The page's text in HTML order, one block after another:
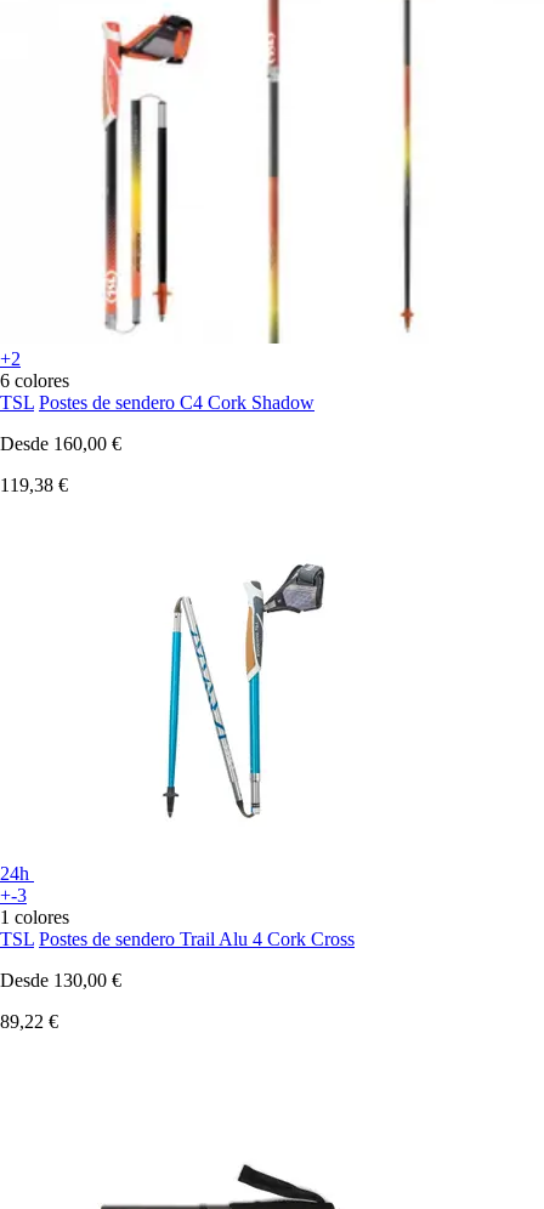
+2
6 colores
TSL Postes de sendero C4 Cork Shadow
Desde 160,00 €
119,38 €
24h
+-3
1 colores
TSL Postes de sendero Trail Alu 4 Cork Cross
Desde 130,00 €
89,22 €